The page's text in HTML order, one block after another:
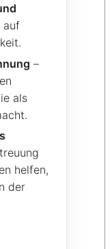
auf
–
als
helfen,
der